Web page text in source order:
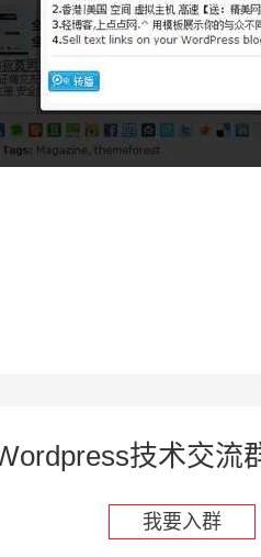
技术交流
我要入群